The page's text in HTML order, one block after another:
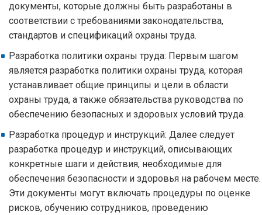
документы, которые должны быть разработаны в
соответствии с требованиями законодательства,
стандартов и спецификаций охраны труда.
Разработка политики охраны труда: Первым шагом
является разработка политики охраны труда, которая
устанавливает общие принципы и цели в области
охраны труда, а также обязательства руководства по
обеспечению безопасных и здоровых условий труда.
Разработка процедур и инструкций: Далее следует
разработка процедур и инструкций, описывающих
конкретные шаги и действия, необходимые для
обеспечения безопасности и здоровья на рабочем месте.
Эти документы могут включать процедуры по оценке
рисков, обучению сотрудников, проведению